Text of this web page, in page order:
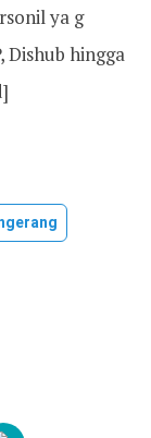
ya g
Dishub hingga